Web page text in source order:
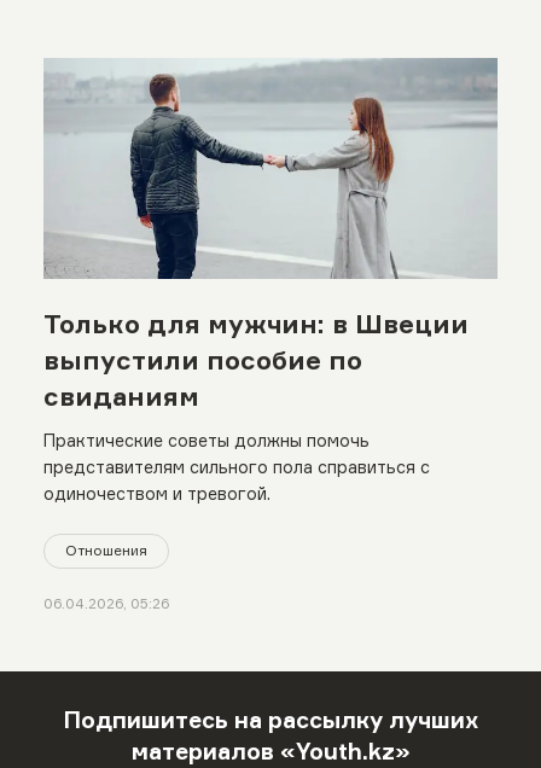
Только для мужчин: в Швеции
выпустили пособие по
свиданиям
Практические советы должны помочь
представителям сильного пола справиться с
одиночеством и тревогой.
Отношения
06.04.2026, 05:26
Подпишитесь на рассылку лучших
материалов «Youth.kz»